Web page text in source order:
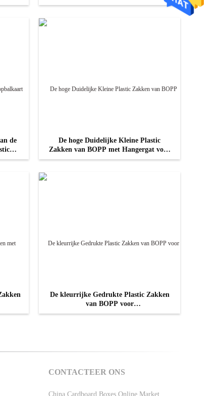
Foliezakken
de
De hoge Duidelijke Kleine Plastic
Zakken van BOPP met Hangergat voor
Gift Verpakking
De kleurrijke Gedrukte Plastic Zakken
van BOPP voor
Ondergoed/Bustehouder/Damesslipjes
CONTACTEER ONS
China Cardboard Boxes Online Market